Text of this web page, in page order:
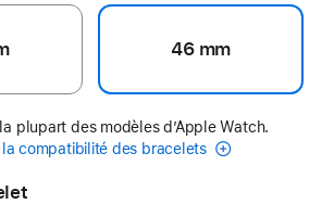
46 mm
plupart des modèles d’Apple Watch.
la compatibilité des bracelets